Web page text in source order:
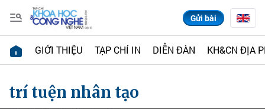
Gửi bài
GIỚI THIỆU TẠP CHÍ IN DIỄN ĐÀN KH&CN ĐỊA
trí tuện nhân tạo